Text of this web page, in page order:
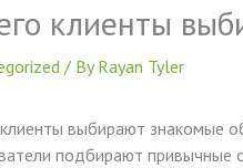
клиенты
/ ByRayan Tyler
выбирают знакомые
подбирают привычные